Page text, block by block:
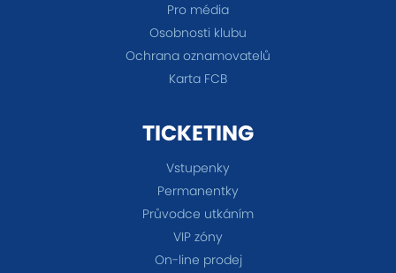
Pro média
Osobnosti klubu
Ochrana oznamovatelů
Karta FCB
TICKETING
Vstupenky
Permanentky
Průvodce utkáním
VIP zóny
On-line prodej